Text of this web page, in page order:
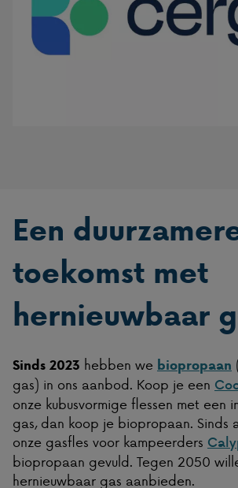
Een
toekomst met
hernieuwbaar
Sinds 2023 hebben we biopropaan
gas) in ons aanbod. Koop je een
onze kubusvormige flessen met een
gas, dan koop je biopropaan. Sinds
onze gasfles voor kampeerders
biopropaan gevuld. Tegen 2050
hernieuwbaar gas aanbieden.